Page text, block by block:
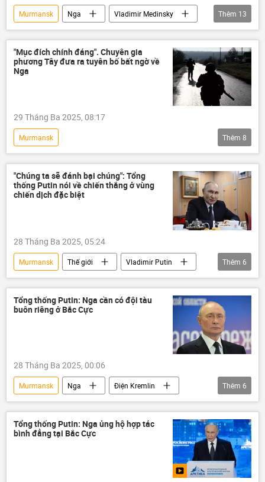
Murmansk Nga
Vladimir Medinsky
thông tin
Thế giới
phương Tây
Chính trị
Nhật Bản
Châu Âu
Estonia
Anh
Thêm 13
"Mục đích chính đáng". Chuyên gia
phương Tây đưa ra tuyên bố bất ngờ về
Nga
29 Tháng Ba 2025, 08:17
Murmansk
Chiến dịch quân sự đặc biệt tại Ukraina
Nga
Ukraina
Cuộc khủng hoảng ở Ukraina
thông tin
Thêm 8
"Chúng ta sẽ đánh bại chúng": Tổng
thống Putin nói về chiến thắng ở vùng
chiến dịch đặc biệt
28 Tháng Ba 2025, 05:24
Murmansk Thế giới
Vladimir Putin
Nga
Ukraina
Chiến dịch quân sự đặc biệt tại Ukraina
Tàu ngầm hạt nhân
Thêm 6
Tổng thống Putin: Nga cần có đội tàu
buôn riêng ở Bắc Cực
28 Tháng Ba 2025, 00:06
Murmansk Nga
Điện Kremlin
Vladimir Putin
Thế giới
Bắc Cực
thông tin
Chính trị hợp tác
Thêm 6
Tổng thống Putin: Nga ủng hộ hợp tác
bình đẳng tại Bắc Cực